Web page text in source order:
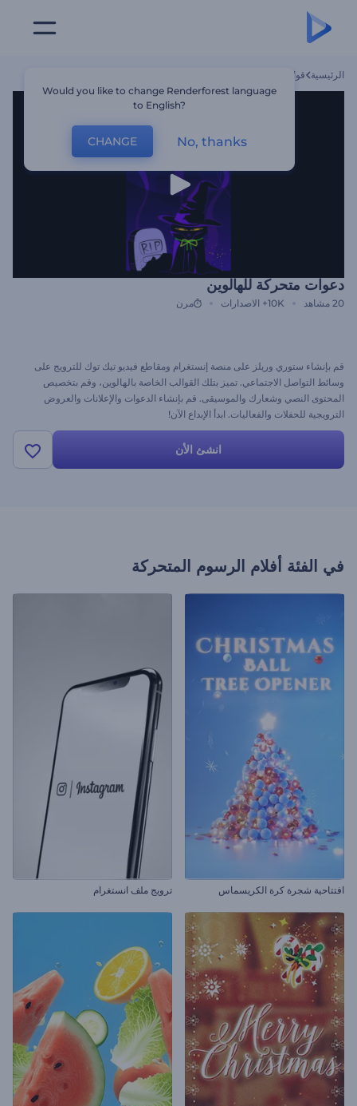
الرئيسية قوالب
دعوات متحركة للهالوين
20 مشاهد 10K+ الاصدارات مرن
قم بإنشاء ستوري وريلز على منصة إنستغرام ومقاطع فيديو تيك توك للترويج على
وسائط التواصل الاجتماعي. تميز بتلك القوالب الخاصة بالهالوين، وقم بتخصيص
المحتوى النصي وشعارك والموسيقى. قم بإنشاء الدعوات والإعلانات والعروض
الترويجية للحفلات والفعاليات. ابدأ الإبداع الآن!
انشئ الأن
في الفئة أفلام الرسوم المتحركة
افتتاحية شجرة كرة الكريسماس ترويج ملف انستغرام
Would you like to change Renderforest language
to English?
CHANGE No, thanks